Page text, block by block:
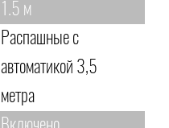
1.5 м
Распашные с
автоматикой 3,5
метра